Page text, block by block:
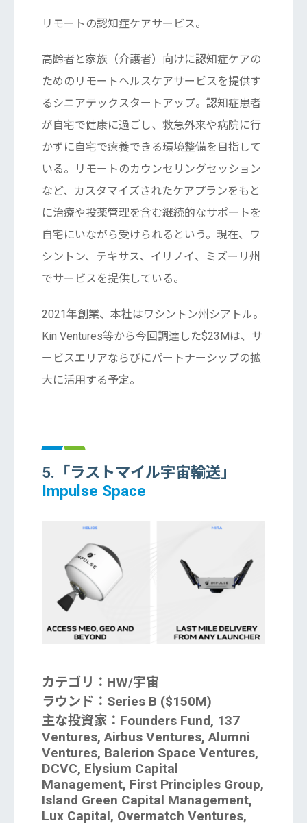
リモートの認知症ケアサービス。
高齢者と家族（介護者）向けに認知症ケアの
ためのリモートヘルスケアサービスを提供す
るシニアテックスタートアップ。認知症患者
が自宅で健康に過ごし、救急外来や病院に行
かずに自宅で療養できる環境整備を目指して
いる。リモートのカウンセリングセッション
など、カスタマイズされたケアプランをもと
に治療や投薬管理を含む継続的なサポートを
自宅にいながら受けられるという。現在、ワ
シントン、テキサス、イリノイ、ミズーリ州
でサービスを提供している。
2021年創業、本社はワシントン州シアトル。
Kin Ventures等から今回調達した$23Mは、サ
ービスエリアならびにパートナーシップの拡
大に活用する予定。
5.「ラストマイル宇宙輸送」
Impulse Space
カテゴリ：HW/宇宙
ラウンド：Series B ($150M)
主な投資家：Founders Fund, 137
Ventures, Airbus Ventures, Alumni
Ventures, Balerion Space Ventures,
DCVC, Elysium Capital
Management, First Principles Group,
Island Green Capital Management,
Lux Capital, Overmatch Ventures,